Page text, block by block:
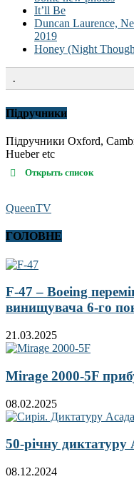
It’ll Be
Duncan Laurence,
2019
Honey (Night
.
Підручники
Підручники Oxford,
Hueber etc
Открыть список
QueenTV
ГОЛОВНЕ
F-47 – Boeing
винищувача 6-го
21.03.2025
Mirage 2000-5F
08.02.2025
50-річну диктатуру
08.12.2024